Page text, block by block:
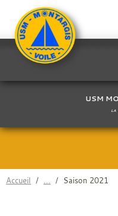
USM
LA
Accueil Saison 2021
Panneau de gestion des